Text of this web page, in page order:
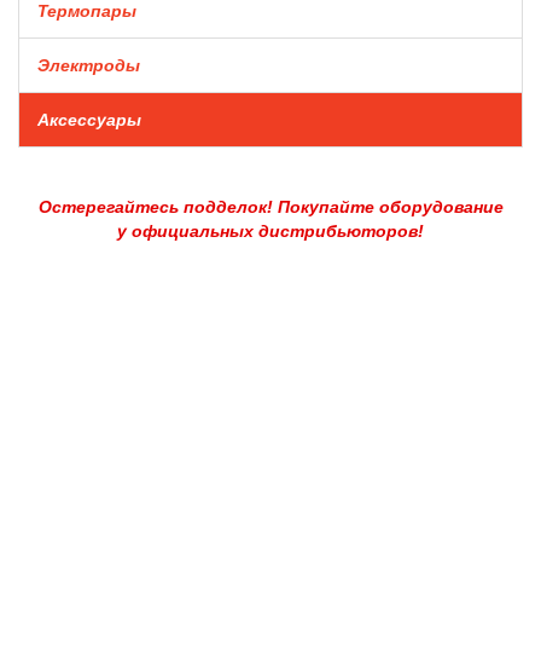
Термопары
Электроды
Аксессуары
Остерегайтесь подделок! Покупайте оборудование
у официальных дистрибьюторов!